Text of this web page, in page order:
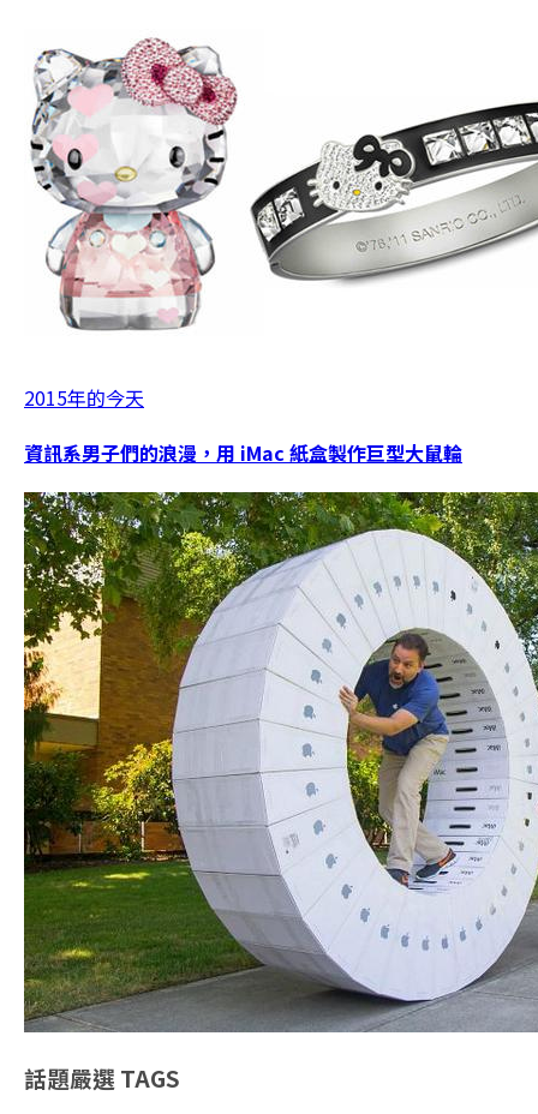
2015年的今天
資訊系男子們的浪漫，用 iMac 紙盒製作巨型大鼠輪
話題嚴選 TAGS